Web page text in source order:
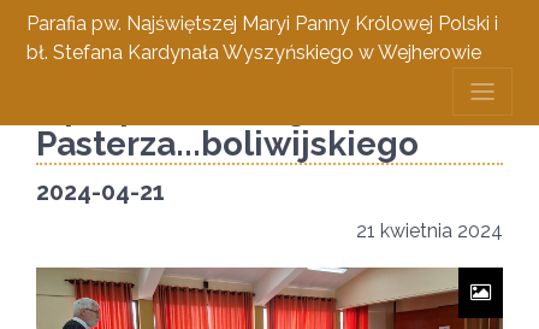
Parafia pw. Najświętszej Maryi Panny Królowej Polski i
bł. Stefana Kardynała Wyszyńskiego w Wejherowie
Pasterza...boliwijskiego
2024-04-21
21 kwietnia 2024